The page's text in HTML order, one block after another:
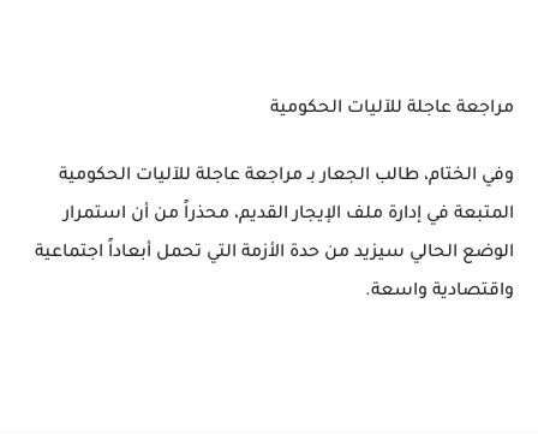
مراجعة عاجلة للآليات الحكومية
وفي الختام، طالب الجعار بـ مراجعة عاجلة للآليات الحكومية
المتبعة في إدارة ملف الإيجار القديم، محذراً من أن استمرار
الوضع الحالي سيزيد من حدة الأزمة التي تحمل أبعاداً اجتماعية
واقتصادية واسعة.